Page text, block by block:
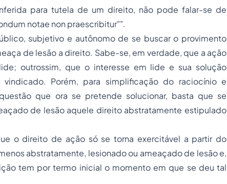
para tutela de um direito, não pode falar-se de
notae non praescribitur"".
subjetivo e autônomo de se buscar o provimento
de lesão a direito. Sabe-se, em verdade, que a ação
outrossim, que o interesse em lide e sua solução
Porém, para simplificação do raciocínio e
que ora se pretende solucionar, basta que se
de lesão aquele direito abstratamente estipulado
o direito de ação só se torna exercitável a partir do
abstratamente, lesionado ou ameaçado de lesão e,
tem por termo inicial o momento em que se deu tal